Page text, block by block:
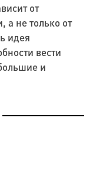
от
а не только от
идея
вести
и